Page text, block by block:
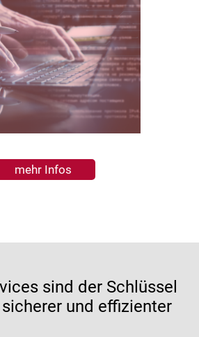
mehr Infos
sind der Schlüssel
und effizienter